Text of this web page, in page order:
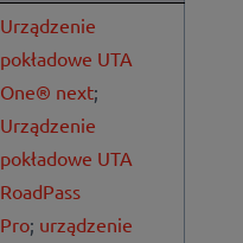
Urządzenie
pokładowe UTA
One® next;
Urządzenie
pokładowe UTA
RoadPass
Pro; urządzenie